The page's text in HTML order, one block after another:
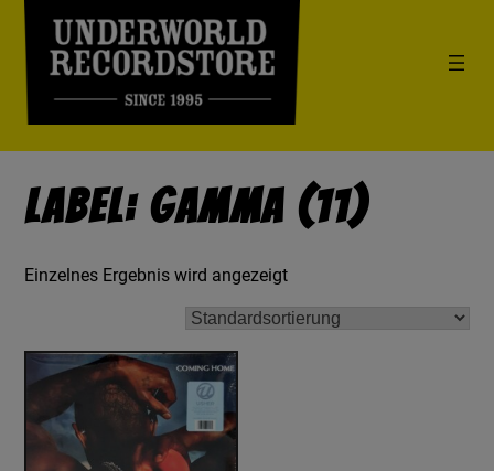
Label: Gamma (11)
Einzelnes Ergebnis wird angezeigt